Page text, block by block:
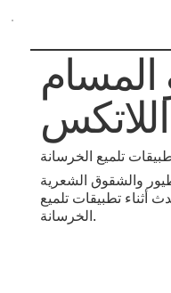
اللاتكس
تلميع الخرسانة
والشقوق الشعرية
أثناء تطبيقات تلميع
الخرسانة.